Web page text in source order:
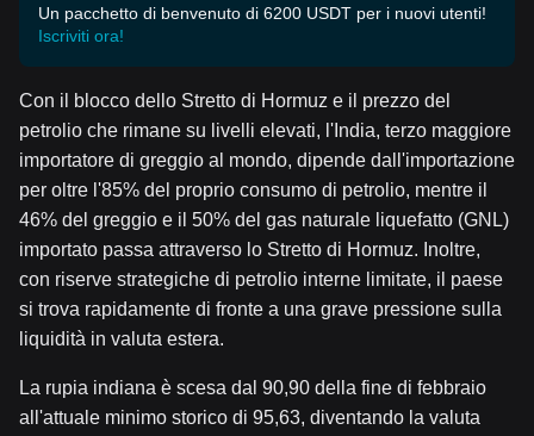
Un pacchetto di benvenuto di 6200 USDT per i nuovi utenti!
Iscriviti ora!
Con il blocco dello Stretto di Hormuz e il prezzo del
petrolio che rimane su livelli elevati, l'India, terzo maggiore
importatore di greggio al mondo, dipende dall'importazione
per oltre l'85% del proprio consumo di petrolio, mentre il
46% del greggio e il 50% del gas naturale liquefatto (GNL)
importato passa attraverso lo Stretto di Hormuz. Inoltre,
con riserve strategiche di petrolio interne limitate, il paese
si trova rapidamente di fronte a una grave pressione sulla
liquidità in valuta estera.
La rupia indiana è scesa dal 90,90 della fine di febbraio
all'attuale minimo storico di 95,63, diventando la valuta